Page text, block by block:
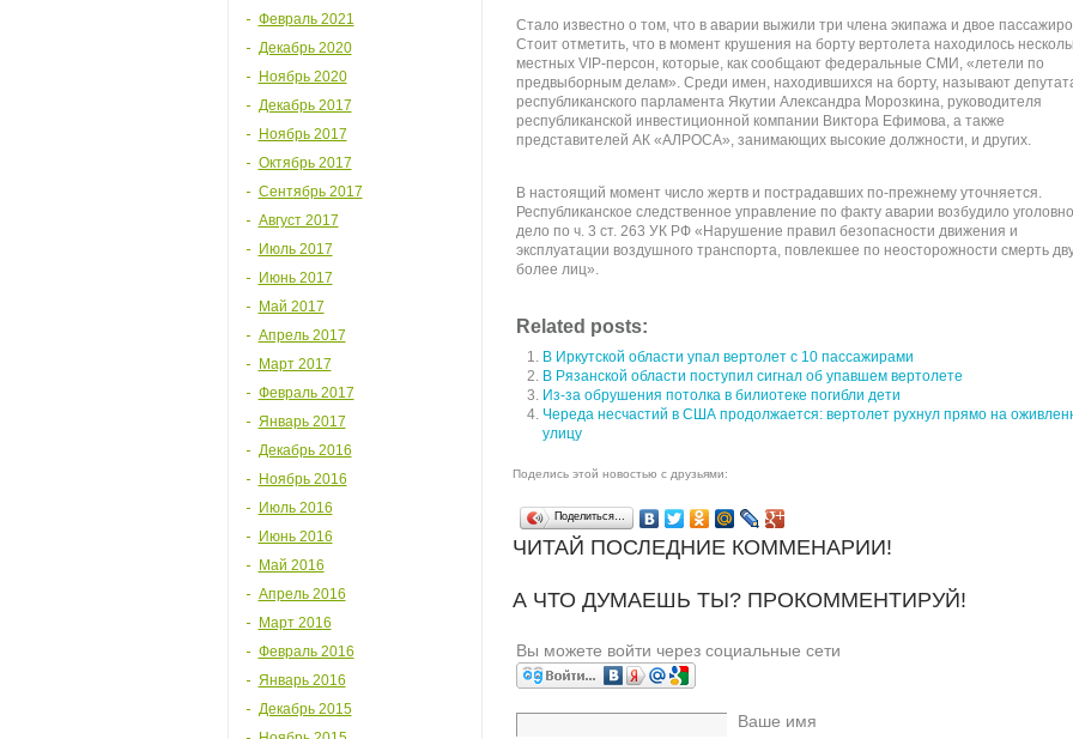
Февраль 2021
Декабрь 2020
Ноябрь 2020
Декабрь 2017
Ноябрь 2017
Октябрь 2017
Сентябрь 2017
Август 2017
Июль 2017
Июнь 2017
Май 2017
Апрель 2017
Март 2017
Февраль 2017
Январь 2017
Декабрь 2016
Ноябрь 2016
Июль 2016
Июнь 2016
Май 2016
Апрель 2016
Март 2016
Февраль 2016
Январь 2016
Декабрь 2015
Стало известно о том, что в аварии выжили три члена экипажа и двое
Стоит отметить, что в момент крушения на борту вертолета находилось
местных VIP-персон, которые, как сообщают федеральные СМИ, «летели по
предвыборным делам». Среди имен, находившихся на борту, называют
республиканского парламента Якутии Александра Морозкина, руководителя
республиканской инвестиционной компании Виктора Ефимова, а также
представителей АК «АЛРОСА», занимающих высокие должности, и других.
В настоящий момент число жертв и пострадавших по-прежнему уточняется.
Республиканское следственное управление по факту аварии возбудило
дело по ч. 3 ст. 263 УК РФ «Нарушение правил безопасности движения и
эксплуатации воздушного транспорта, повлекшее по неосторожности смерть
более лиц».
Related posts:
В Иркутской области упал вертолет с 10 пассажирами
В Рязанской области поступил сигнал об упавшем вертолете
Из-за обрушения потолка в билиотеке погибли дети
Череда несчастий в США продолжается: вертолет рухнул прямо на
улицу
Поделись этой новостью с друзьями:
Поделиться…
ЧИТАЙ ПОСЛЕДНИЕ КОММЕНАРИИ!
А ЧТО ДУМАЕШЬ ТЫ? ПРОКОММЕНТИРУЙ!
Вы можете войти через социальные сети
Ваше имя